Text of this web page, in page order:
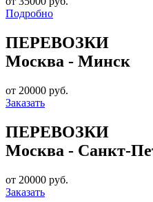
Подробно
ПЕРЕВОЗКИ
Москва - Минск
от 20000 руб.
Заказать
ПЕРЕВОЗКИ
Москва - Санкт-
от 20000 руб.
Заказать